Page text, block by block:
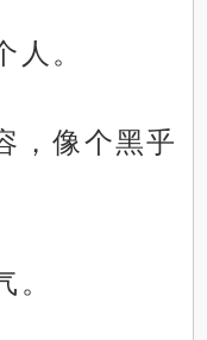
人。
，像个黑乎
。